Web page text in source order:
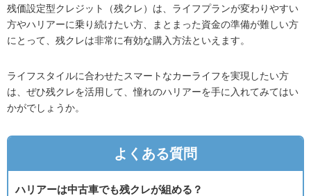
残価設定型クレジット（残クレ）は、ライフプランが変わりやすい
方やハリアーに乗り続けたい方、まとまった資金の準備が難しい方
にとって、残クレは非常に有効な購入方法といえます。
ライフスタイルに合わせたスマートなカーライフを実現したい方
は、ぜひ残クレを活用して、憧れのハリアーを手に入れてみてはい
かがでしょうか。
よくある質問
ハリアーは中古車でも残クレが組める？